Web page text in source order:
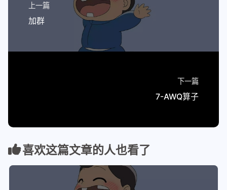
上一篇
加群
下一篇
7-AWQ算子
喜欢这篇文章的人也看了